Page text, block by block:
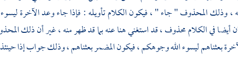
، وذلك المحذوف " جاء " ، فيكون الكلام تأويله : فإذا جاء وعد الآخرة
أيضا في الكلام محذوف ، قد استغني هنا عنه بما قد ظهر منه ، غير أن ذلك
بعثناهم ليسوء الله وجوهكم ، فيكون المضمر بعثناهم ، وذلك جواب إذا